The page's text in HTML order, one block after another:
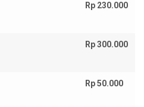
Rp 230.000
Rp 300.000
Rp 50.000